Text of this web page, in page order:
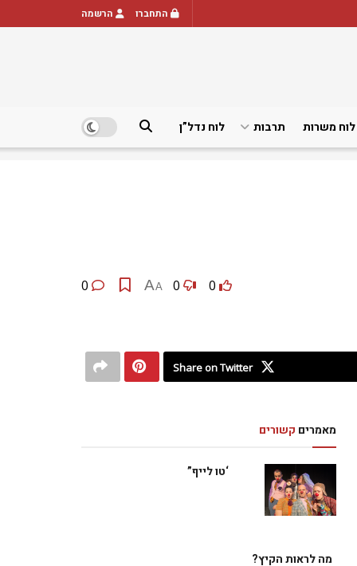
התחברו הרשמה
לוח משרות תרבות לוח נדל”ן
0
0
A
A
Share on Twitter
מאמרים קשורים
‘טו לייף”
מה לראות הקיץ?